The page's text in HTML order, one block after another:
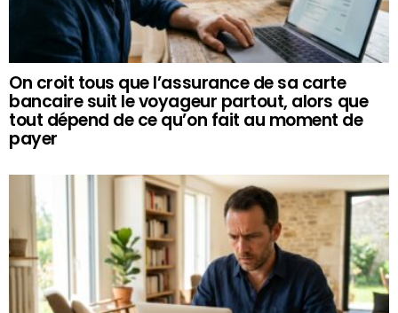
On croit tous que l’assurance de sa carte
bancaire suit le voyageur partout, alors que
tout dépend de ce qu’on fait au moment de
payer